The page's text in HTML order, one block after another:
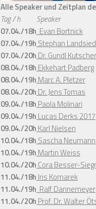
Alle Speaker und Zeitplan
Tag / h
Speaker
07.04./18h Evan Bortnick
07.04./19h Stephan
07.04./20h Dr. Gundl
08.04./18h Ekkehart Padberg
08.04./19h Marc A. Pletzer
08.04./20h Dr. Jens Tomas
09.04./18h Paola Molinari
09.04./19h Lucas Derks 2017
09.04./20h Karl Nielsen
10.04./18h Sascha Neumann
10.04./19h Martin Weiss
10.04./20h Cora Besser-
11.04./18h Iris Komarek
11.04./19h Ralf Dannemeyer
11.04./20h Prof. Dr. Walter